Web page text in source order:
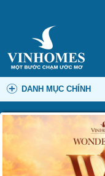
DANH MỤC CHÍNH